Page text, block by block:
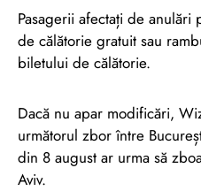
Pasagerii afectați de anulări
de călătorie gratuit sau
biletului de călătorie.
Dacă nu apar modificări,
următorul zbor între
din 8 august ar urma să
Aviv.